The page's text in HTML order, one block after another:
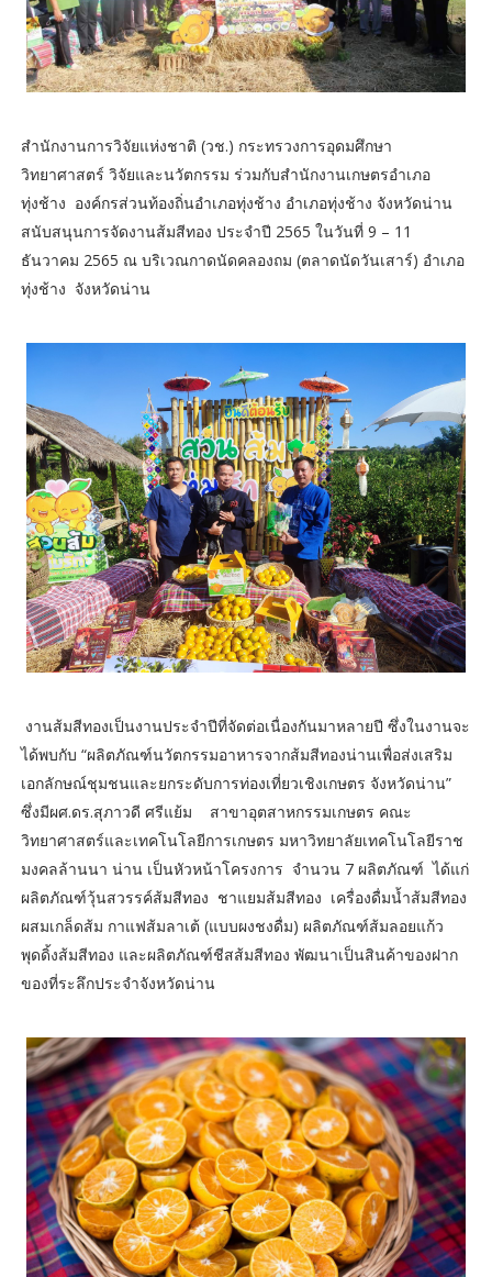
สำนักงานการวิจัยแห่งชาติ (วช.) กระทรวงการอุดมศึกษา
วิทยาศาสตร์ วิจัยและนวัตกรรม ร่วมกับสำนักงานเกษตรอำเภอ
ทุ่งช้าง องค์กรส่วนท้องถิ่นอำเภอทุ่งช้าง อำเภอทุ่งช้าง จังหวัดน่าน
สนับสนุนการจัดงานส้มสีทอง ประจำปี 2565 ในวันที่ 9 – 11
ธันวาคม 2565 ณ บริเวณกาดนัดคลองถม (ตลาดนัดวันเสาร์) อำเภอ
ทุ่งช้าง จังหวัดน่าน
งานส้มสีทองเป็นงานประจำปีที่จัดต่อเนื่องกันมาหลายปี ซึ่งในงานจะ
ได้พบกับ “ผลิตภัณฑ์นวัตกรรมอาหารจากส้มสีทองน่านเพื่อส่งเสริม
เอกลักษณ์ชุมชนและยกระดับการท่องเที่ยวเชิงเกษตร จังหวัดน่าน”
ซึ่งมีผศ.ดร.สุภาวดี ศรีแย้ม สาขาอุตสาหกรรมเกษตร คณะ
วิทยาศาสตร์และเทคโนโลยีการเกษตร มหาวิทยาลัยเทคโนโลยีราช
มงคลล้านนา น่าน เป็นหัวหน้าโครงการ จำนวน 7 ผลิตภัณฑ์ ได้แก่
ผลิตภัณฑ์วุ้นสวรรค์ส้มสีทอง ชาแยมส้มสีทอง เครื่องดื่มน้ำส้มสีทอง
ผสมเกล็ดส้ม กาแฟส้มลาเต้ (แบบผงชงดื่ม) ผลิตภัณฑ์ส้มลอยแก้ว
พุดดิ้งส้มสีทอง และผลิตภัณฑ์ชีสส้มสีทอง พัฒนาเป็นสินค้าของฝาก
ของที่ระลึกประจำจังหวัดน่าน